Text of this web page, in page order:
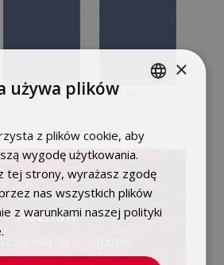
Poznań
się więcej o regionie
ENGLISH
×
używa plików
z plików cookie, aby
wygodę użytkowania.
tej strony, wyrażasz zgodę
nas wszystkich plików
z warunkami naszej polityki